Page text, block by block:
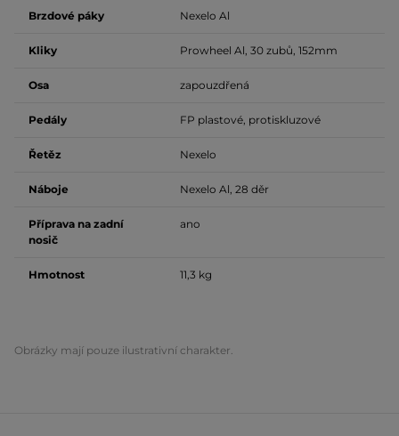
Brzdové páky Nexelo Al
Kliky Prowheel Al, 30 zubů, 152mm
Osa zapouzdřená
Pedály FP plastové, protiskluzové
Řetěz Nexelo
Náboje Nexelo Al, 28 děr
Příprava na zadní
nosič
ano
Hmotnost 11,3 kg
Obrázky mají pouze ilustrativní charakter.